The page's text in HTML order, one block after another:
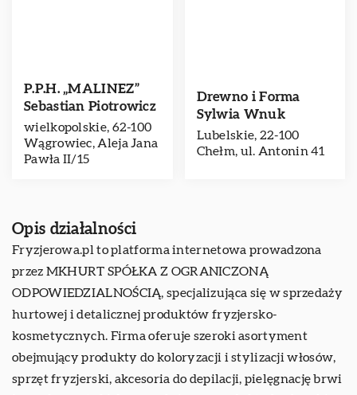
P.P.H. „MALINEZ”
Sebastian Piotrowicz
wielkopolskie, 62-100
Wągrowiec, Aleja Jana
Pawła II/15
Drewno i Forma
Sylwia Wnuk
Lubelskie, 22-100
Chełm, ul. Antonin 41
Opis działalności
Fryzjerowa.pl to platforma internetowa prowadzona
przez MKHURT SPÓŁKA Z OGRANICZONĄ
ODPOWIEDZIALNOŚCIĄ, specjalizująca się w sprzedaży
hurtowej i detalicznej produktów fryzjersko-
kosmetycznych. Firma oferuje szeroki asortyment
obejmujący produkty do koloryzacji i stylizacji włosów,
sprzęt fryzjerski, akcesoria do depilacji, pielęgnację brwi